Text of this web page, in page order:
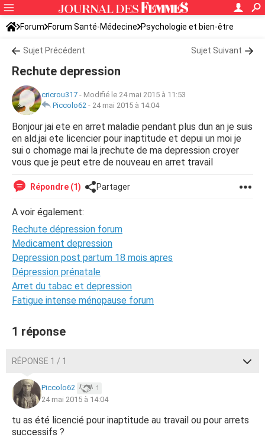
Forum Forum Santé-Médecine Psychologie et bien-être
Sujet Précédent Sujet Suivant
Rechute depression
cricrou317 - Modifié le 24 mai 2015 à 11:53
Piccolo62 - 24 mai 2015 à 14:04
Bonjour jai ete en arret maladie pendant plus dun an je suis
en ald.jai ete licencier pour inaptitude et depui un moi je
sui o chomage mai la jrechute de ma depression croyer
vous que je peut etre de nouveau en arret travail
Répondre (1) Partager
A voir également:
Rechute dépression forum
Medicament depression
Depression post partum 18 mois apres
Dépression prénatale
Arret du tabac et depression
Fatigue intense ménopause forum
1 réponse
RÉPONSE 1 / 1
Piccolo62 1
24 mai 2015 à 14:04
tu as été licencié pour inaptitude au travail ou pour arrets
successifs ?